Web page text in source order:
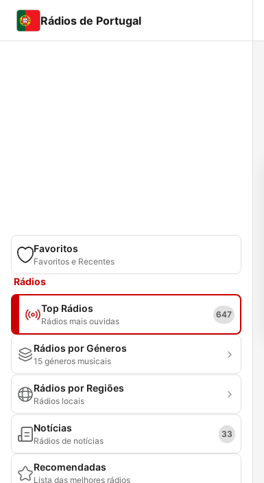
Rádios de Portugal
Favoritos
Favoritos e Recentes
Rádios
Top Rádios
Rádios mais ouvidas
647
Rádios por Géneros
15 géneros musicais
Rádios por Regiões
Rádios locais
Notícias
Rádios de notícias
33
Recomendadas
Lista das melhores rádios